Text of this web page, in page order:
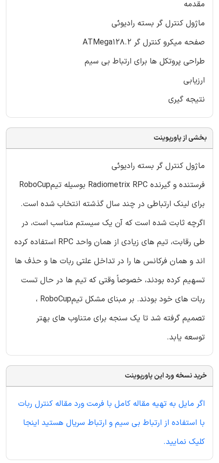
مقدمه
ماژول کنترل گر بسته رادیوئی
صفحه میکرو کنترل گر ATMega128.2
طراحی پروتکل ها برای ارتباط بی سیم
ارزیابی
نتیجه گیری
بخشی از پاورپوینت
ماژول کنترل گر بسته رادیوئی
فرستنده و گیرنده Radiometrix RPC بوسیله تیمRoboCup
برای لینک ارتباطی در چند سال گذشته انتخاب شده است.
اگرچه ثابت شده است که آن یک سیستم مناسب است، در
طی رقابت، تیم های زیادی از همان واحد RPC استفاده کرده
اند و همان فرکانس ها را در تداخل علتی ربات ها و حذف ها
تسهیم کرده بودند، خصوصاً وقتی که تیم ها در حال تست
ربات های خود بودند. بر مبنای مشکل تیمRoboCup ،
تصمیم گرفته شد تا یک سنجه برای متناوب های بهتر
توسعه یابد.
خرید نسخه ورد این پاورپوینت
اگر مایل به تهیه مقاله کامل با فرمت ورد مقاله کنترل ربات
با استفاده از ارتباط بی سیم و ارتباط سریال هستید اینجا
کلیک نمایید.